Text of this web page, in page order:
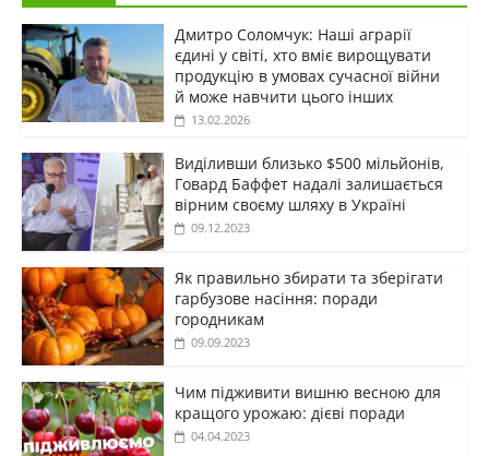
Дмитро Соломчук: Наші аграрії
єдині у світі, хто вміє вирощувати
продукцію в умовах сучасної війни
й може навчити цього інших
13.02.2026
Виділивши близько $500 мільйонів,
Говард Баффет надалі залишається
вірним своєму шляху в Україні
09.12.2023
Як правильно збирати та зберігати
гарбузове насіння: поради
городникам
09.09.2023
Чим підживити вишню весною для
кращого урожаю: дієві поради
04.04.2023